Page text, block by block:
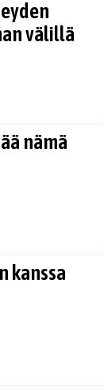
välillä
nämä
kanssa